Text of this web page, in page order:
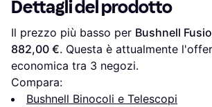
Dettagli del prodotto
Il prezzo più basso per Bushnell
882,00 €. Questa è attualmente
economica tra 3 negozi.
Compara:
Bushnell Binocoli e Telescopi